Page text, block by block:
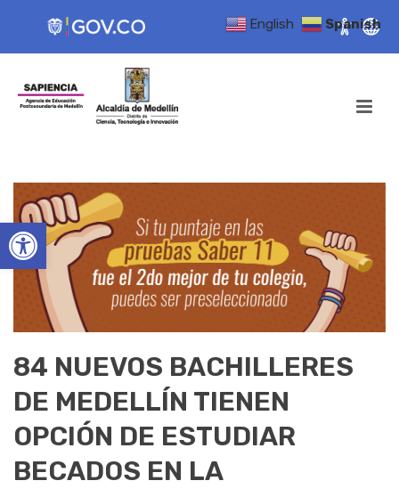
Open toolbar
84 NUEVOS BACHILLERES
DE MEDELLÍN TIENEN
OPCIÓN DE ESTUDIAR
BECADOS EN LA
English Spanish